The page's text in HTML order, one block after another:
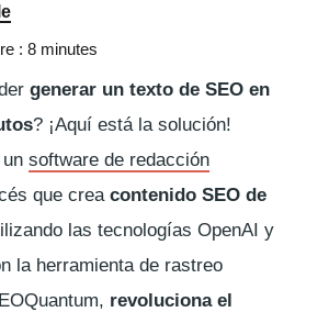
: 8 minutes
generar un texto de SEO en
? ¡Aquí está la solución!
software de redacción
que crea contenido SEO de
las tecnologías OpenAI y
la herramienta de rastreo
revoluciona el